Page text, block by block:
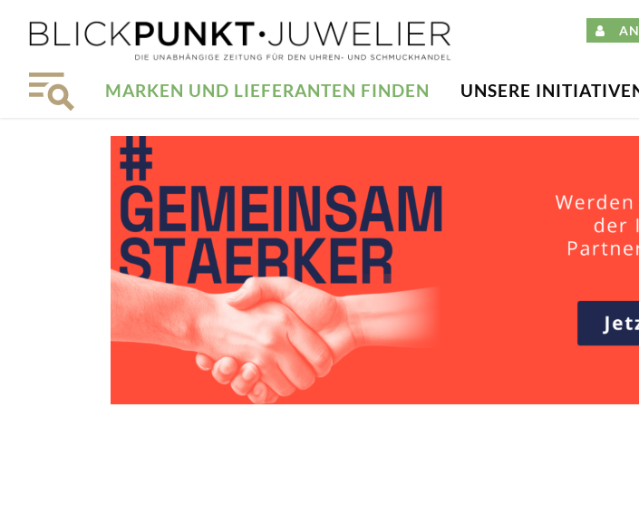
MARKEN UND LIEFERANTEN FINDEN UNSERE